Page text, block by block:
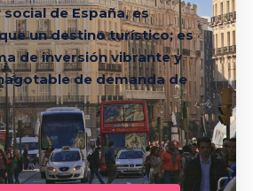
de España, es
un destino turístico; es
de inversión vibrante y
de demanda de